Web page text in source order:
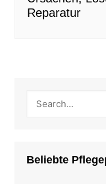
Reparatur
Beliebte